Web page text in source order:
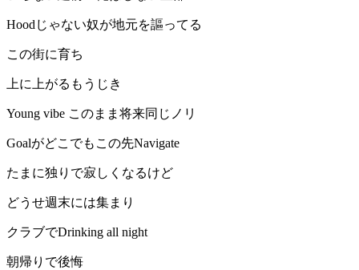
Hoodじゃない奴が地元を謳ってる
この街に育ち
上に上がるもうじき
Young vibe このまま将来同じノリ
Goalがどこでもこの先Navigate
たまに独りで寂しくなるけど
どうせ週末には集まり
クラブでDrinking all night
朝帰りで後悔